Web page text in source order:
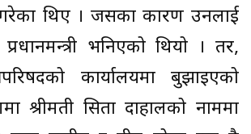
थिए । जसका कारण उनलाई
भनिएको थियो । तर,
कार्यालयमा बुझाइएको
श्रीमती सिता दाहालको नाममा